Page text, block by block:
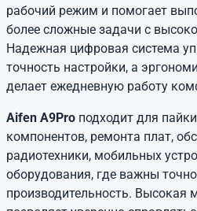
рабочий режим и помогает
более сложные задачи с
Надежная цифровая система
точность настройки, а
делает ежедневную работу
Aifen A9Pro подходит для
компонентов, ремонта плат,
радиотехники, мобильных
оборудования, где важны
производительность. Высокая